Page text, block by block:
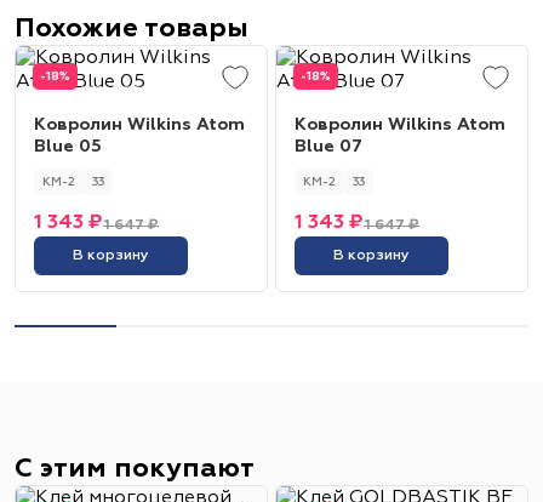
Похожие товары
-18%
Ковролин Wilkins Atom
Blue 05
КМ-2 33
1 647 ₽
1 343 ₽
В корзину
-18%
Ковролин Wilkins Atom
Blue 07
КМ-2 33
1 647 ₽
1 343 ₽
В корзину
С этим покупают